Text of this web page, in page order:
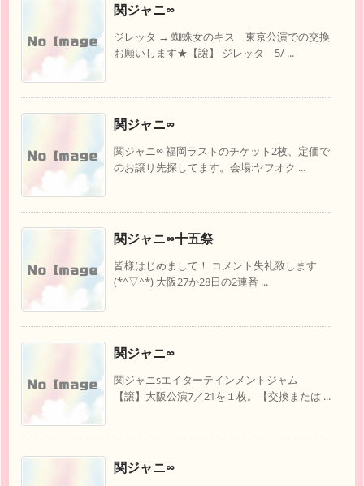
関ジャニ∞
ジレッタ → 蜘蛛女のキス 東京公演での交換
お願いします★【譲】 ジレッタ 5/ ...
関ジャニ∞
関ジャニ∞ 福岡ラストのチケット2枚、定価で
のお譲り先探してます。会場:ヤフオク ...
関ジャニ∞十五祭
皆様はじめまして！ コメント失礼致します
(*^▽^*) 大阪27か28日の2連番 ...
関ジャニ∞
関ジャニsエイターテインメントジャム
【譲】大阪公演7／21を１枚。【交換または ...
関ジャニ∞